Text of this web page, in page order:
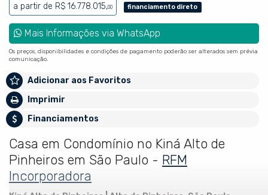
a partir de R$ 16.778.015,00 financiamento direto
Mais Informações via WhatsApp
Os preços, disponibilidades e condições de pagamento poderão ser alterados sem prévia
comunicação.
Adicionar aos Favoritos
Imprimir
Financiamentos
Casa em Condomínio no Kiná Alto de
Pinheiros em São Paulo - RFM
Incorporadora